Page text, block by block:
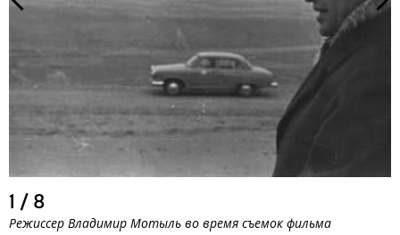
1 / 8
Режиссер Владимир Мотыль во время съемок фильма